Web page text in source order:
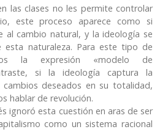
las clases no les permite controlar
este proceso aparece como si
al cambio natural, y la ideología se
esta naturaleza. Para este tipo de
la expresión «modelo de
si la ideología captura la
deseados en su totalidad,
hablar de revolución.
ignoró esta cuestión en aras de ser
como un sistema racional